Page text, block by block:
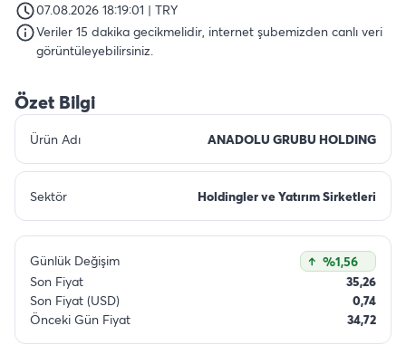
07.08.2026 18:19:01 | TRY
Veriler 15 dakika gecikmelidir, internet şubemizden canlı veri
görüntüleyebilirsiniz.
Özet Bilgi
Ürün Adı ANADOLU GRUBU HOLDING
Sektör Holdingler ve Yatırım Sirketleri
Günlük Değişim
%1,56
Son Fiyat
35,26
Son Fiyat (USD)
0,74
Önceki Gün Fiyat
34,72